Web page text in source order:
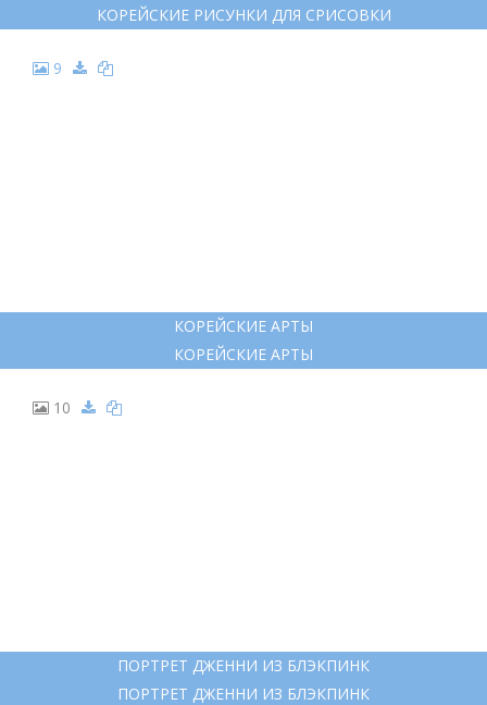
КОРЕЙСКИЕ РИСУНКИ ДЛЯ СРИСОВКИ
9
КОРЕЙСКИЕ АРТЫ
КОРЕЙСКИЕ АРТЫ
10
ПОРТРЕТ ДЖЕННИ ИЗ БЛЭКПИНК
ПОРТРЕТ ДЖЕННИ ИЗ БЛЭКПИНК